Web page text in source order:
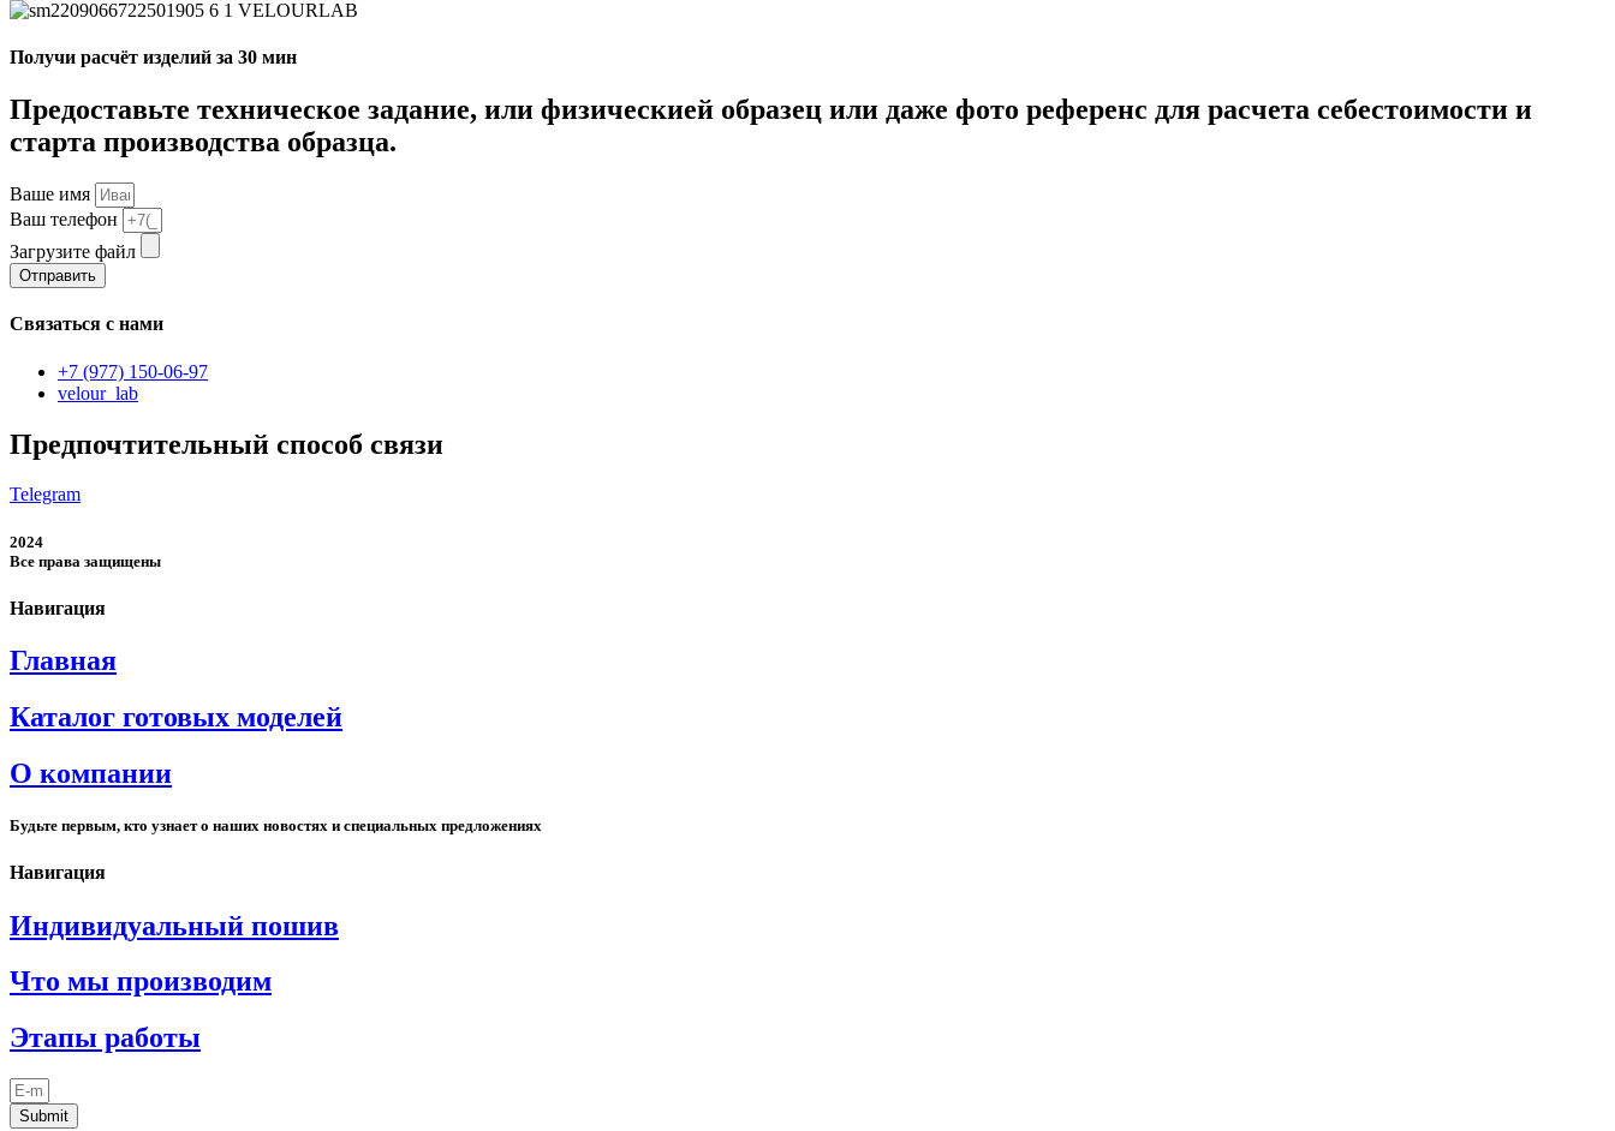
Получи расчёт изделий за 30 мин
Предоставьте техническое задание, или физическией образец или даже фото референс для расчета себестоимости и
старта производства образца.
Ваше имя
Ваш телефон
Загрузите файл
Отправить
Связаться с нами
+7 (977) 150-06-97
velour_lab
Предпочтительный способ связи
Telegram
2024
Все права защищены
Навигация
Главная
Каталог готовых моделей
О компании
Будьте первым, кто узнает о наших новостях и специальных предложениях
Навигация
Индивидуальный пошив
Что мы производим
Этапы работы
Submit